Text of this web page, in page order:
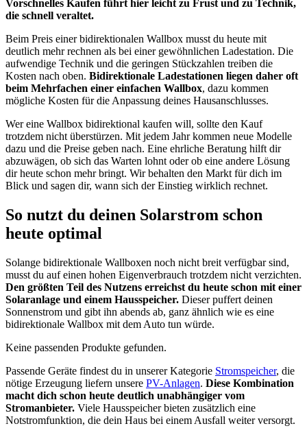
Vorschnelles Kaufen führt hier leicht zu Frust und zu Technik,
die schnell veraltet.
Beim Preis einer bidirektionalen Wallbox musst du heute mit
deutlich mehr rechnen als bei einer gewöhnlichen Ladestation. Die
aufwendige Technik und die geringen Stückzahlen treiben die
Kosten nach oben. Bidirektionale Ladestationen liegen daher oft
beim Mehrfachen einer einfachen Wallbox, dazu kommen
mögliche Kosten für die Anpassung deines Hausanschlusses.
Wer eine Wallbox bidirektional kaufen will, sollte den Kauf
trotzdem nicht überstürzen. Mit jedem Jahr kommen neue Modelle
dazu und die Preise geben nach. Eine ehrliche Beratung hilft dir
abzuwägen, ob sich das Warten lohnt oder ob eine andere Lösung
dir heute schon mehr bringt. Wir behalten den Markt für dich im
Blick und sagen dir, wann sich der Einstieg wirklich rechnet.
So nutzt du deinen Solarstrom schon
heute optimal
Solange bidirektionale Wallboxen noch nicht breit verfügbar sind,
musst du auf einen hohen Eigenverbrauch trotzdem nicht verzichten.
Den größten Teil des Nutzens erreichst du heute schon mit einer
Solaranlage und einem Hausspeicher. Dieser puffert deinen
Sonnenstrom und gibt ihn abends ab, ganz ähnlich wie es eine
bidirektionale Wallbox mit dem Auto tun würde.
Keine passenden Produkte gefunden.
Passende Geräte findest du in unserer Kategorie Stromspeicher, die
nötige Erzeugung liefern unsere PV-Anlagen. Diese Kombination
macht dich schon heute deutlich unabhängiger vom
Stromanbieter. Viele Hausspeicher bieten zusätzlich eine
Notstromfunktion, die dein Haus bei einem Ausfall weiter versorgt.